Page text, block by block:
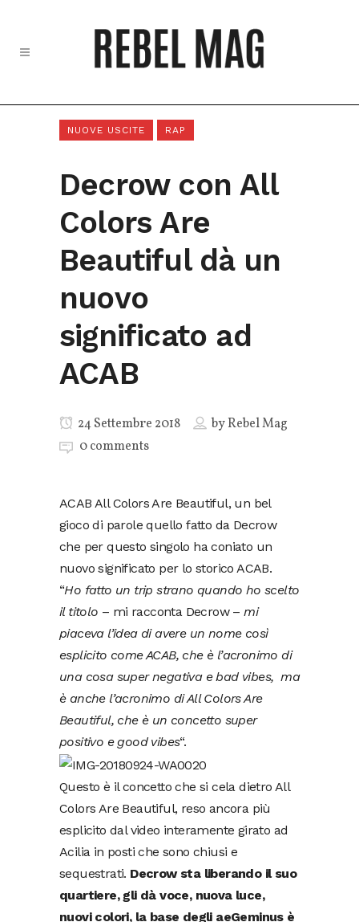
NUOVE USCITE RAP
Decrow con All
Colors Are
Beautiful dà un
nuovo
significato ad
ACAB
24 Settembre 2018 byRebel Mag
0 comments
ACAB All Colors Are Beautiful, un bel
gioco di parole quello fatto da Decrow
che per questo singolo ha coniato un
nuovo significato per lo storico ACAB.
“Ho fatto un trip strano quando ho scelto
il titolo – mi racconta Decrow –mi
piaceva l’idea di avere un nome così
esplicito come ACAB, che è l’acronimo di
una cosa super negativa e bad vibes, ma
è anche l’acronimo di All Colors Are
Beautiful, che è un concetto super
positivo e good vibes“.
Questo è il concetto che si cela dietro All
Colors Are Beautiful, reso ancora più
esplicito dal video interamente girato ad
Acilia in posti che sono chiusi e
sequestrati. Decrow sta liberando il suo
quartiere, gli dà voce, nuova luce,
nuovi colori, la base degli aeGeminus è